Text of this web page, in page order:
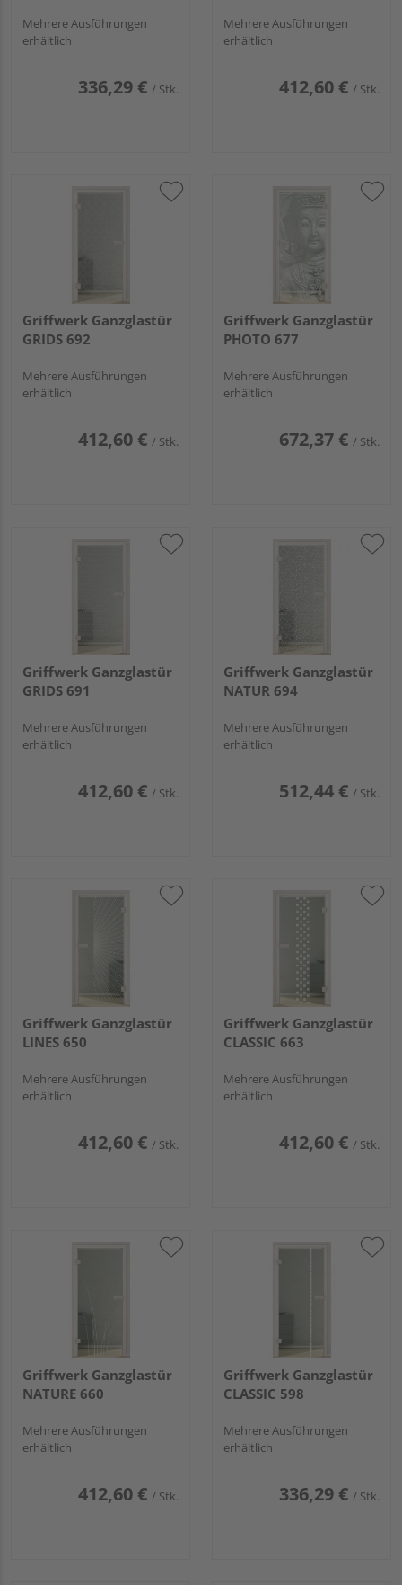
Mehrere Ausführungen
erhältlich
336,29 € / Stk.
Mehrere Ausführungen
erhältlich
412,60 € / Stk.
Griffwerk Ganzglastür
GRIDS 692
Mehrere Ausführungen
erhältlich
412,60 € / Stk.
Griffwerk Ganzglastür
PHOTO 677
Mehrere Ausführungen
erhältlich
672,37 € / Stk.
Griffwerk Ganzglastür
GRIDS 691
Mehrere Ausführungen
erhältlich
412,60 € / Stk.
Griffwerk Ganzglastür
NATUR 694
Mehrere Ausführungen
erhältlich
512,44 € / Stk.
Griffwerk Ganzglastür
LINES 650
Mehrere Ausführungen
erhältlich
412,60 € / Stk.
Griffwerk Ganzglastür
CLASSIC 663
Mehrere Ausführungen
erhältlich
412,60 € / Stk.
Griffwerk Ganzglastür
NATURE 660
Mehrere Ausführungen
erhältlich
412,60 € / Stk.
Griffwerk Ganzglastür
CLASSIC 598
Mehrere Ausführungen
erhältlich
336,29 € / Stk.